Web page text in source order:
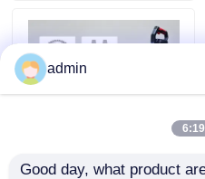
পেট্রল চেইনসো
বৈদ্যুতিক চেইনসো
admin
Good day, what product